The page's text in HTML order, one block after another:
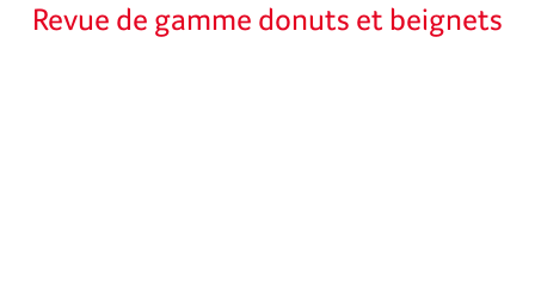
Revue de gamme donuts et beignets